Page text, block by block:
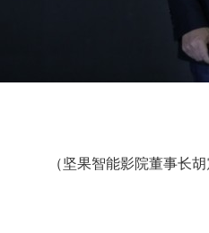
（坚果智能影院董事长胡